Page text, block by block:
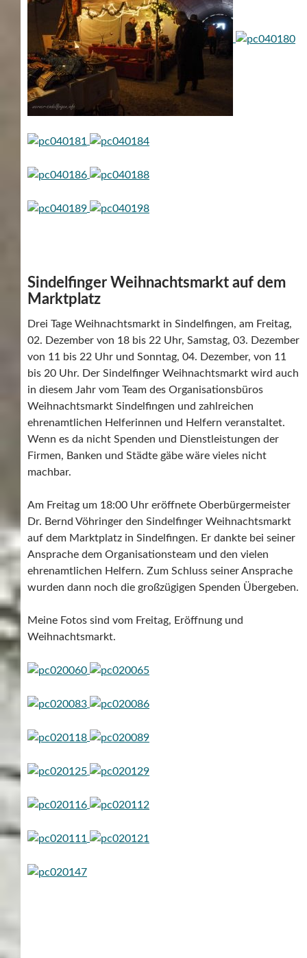
Sindelfinger Weihnachtsmarkt auf dem
Marktplatz
Drei Tage Weihnachtsmarkt in Sindelfingen, am Freitag,
02. Dezember von 18 bis 22 Uhr, Samstag, 03. Dezember
von 11 bis 22 Uhr und Sonntag, 04. Dezember, von 11
bis 20 Uhr. Der Sindelfinger Weihnachtsmarkt wird auch
in diesem Jahr vom Team des Organisationsbüros
Weihnachtsmarkt Sindelfingen und zahlreichen
ehrenamtlichen Helferinnen und Helfern veranstaltet.
Wenn es da nicht Spenden und Dienstleistungen der
Firmen, Banken und Städte gäbe wäre vieles nicht
machbar.
Am Freitag um 18:00 Uhr eröffnete Oberbürgermeister
Dr. Bernd Vöhringer den Sindelfinger Weihnachtsmarkt
auf dem Marktplatz in Sindelfingen. Er dankte bei seiner
Ansprache dem Organisationsteam und den vielen
ehrenamtlichen Helfern. Zum Schluss seiner Ansprache
wurden dann noch die großzügigen Spenden Übergeben.
Meine Fotos sind vom Freitag, Eröffnung und
Weihnachtsmarkt.